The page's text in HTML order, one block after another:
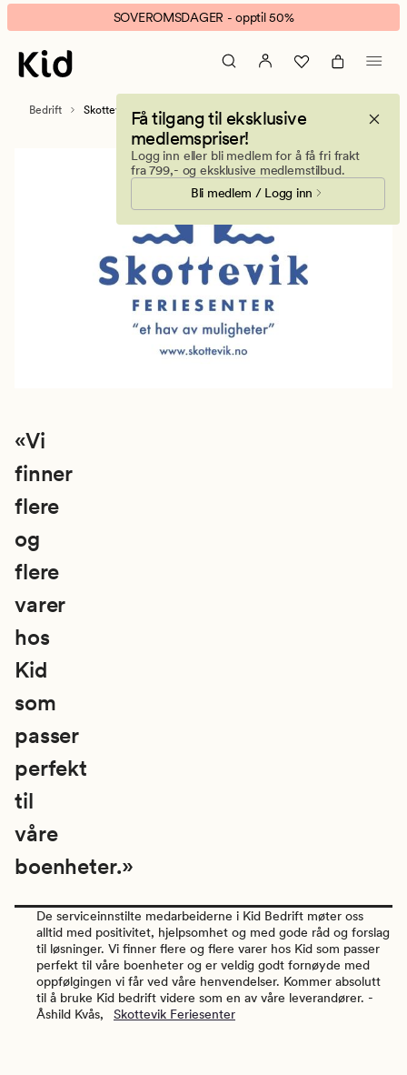
Skottevik
feriesenter
banner.
Klikk
ESCAPE
SOVEROMSDAGER - opptil 50%
Få tilgang til eksklusive
medlemspriser!
Logg inn eller bli medlem for å få fri frakt
fra 799,- og eksklusive medlemstilbud.
Bli medlem / Logg inn
Bedrift Skottevik feriesenter
«Vi
finner
flere
og
flere
varer
hos
Kid
som
passer
perfekt
til
våre
boenheter.»
De serviceinnstilte medarbeiderne i Kid Bedrift møter oss
alltid med positivitet, hjelpsomhet og med gode råd og forslag
til løsninger. Vi finner flere og flere varer hos Kid som passer
perfekt til våre boenheter og er veldig godt fornøyde med
oppfølgingen vi får ved våre henvendelser. Kommer absolutt
til å bruke Kid bedrift videre som en av våre leverandører. -
Åshild Kvås,
Skottevik Feriesenter